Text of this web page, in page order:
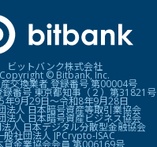
ビットバンク株式会社
Copyright © Bitbank, Inc.
交換業者 登録番号 第00004号
録番号 東京都知事（２）第31821号
年9月29日〜令和8年9月28日
法人 日本暗号資産等取引業協会
法人 日本暗号資産ビジネス協会
人 日本デジタル分散型金融協会
般社団法人 JPCrypto-ISAC
貸金業協会会員 第006169号